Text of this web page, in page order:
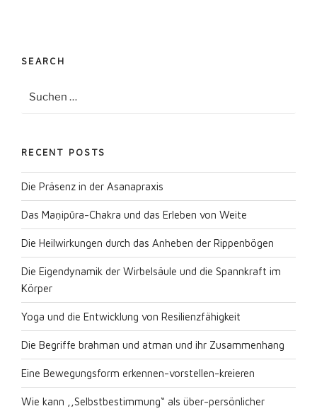
SEARCH
RECENT POSTS
Die Präsenz in der Asanapraxis
Das Maṇipūra-Chakra und das Erleben von Weite
Die Heilwirkungen durch das Anheben der Rippenbögen
Die Eigendynamik der Wirbelsäule und die Spannkraft im
Körper
Yoga und die Entwicklung von Resilienzfähigkeit
Die Begriffe brahman und atman und ihr Zusammenhang
Eine Bewegungsform erkennen-vorstellen-kreieren
Wie kann ,,Selbstbestimmung“ als über-persönlicher